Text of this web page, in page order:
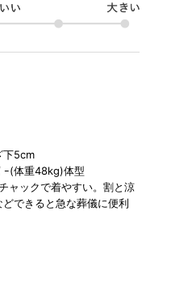
下5cm
ｰ(体重48kg)体型
ャックで着やすい。割と涼
できると急な葬儀に便利